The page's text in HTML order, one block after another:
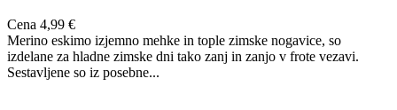
Cena 4,99 €
Merino eskimo izjemno mehke in tople zimske nogavice, so
izdelane za hladne zimske dni tako zanj in zanjo v frote vezavi.
Sestavljene so iz posebne...